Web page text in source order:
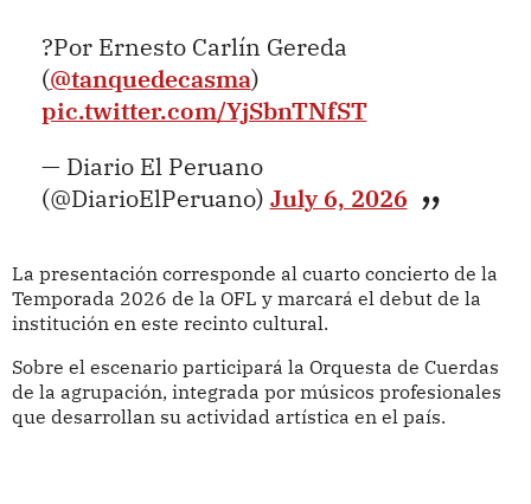
?Por Ernesto Carlín Gereda
(@tanquedecasma)
pic.twitter.com/YjSbnTNfST
— Diario El Peruano
(@DiarioElPeruano) July 6, 2026
La presentación corresponde al cuarto concierto de la
Temporada 2026 de la OFL y marcará el debut de la
institución en este recinto cultural.
Sobre el escenario participará la Orquesta de Cuerdas
de la agrupación, integrada por músicos profesionales
que desarrollan su actividad artística en el país.